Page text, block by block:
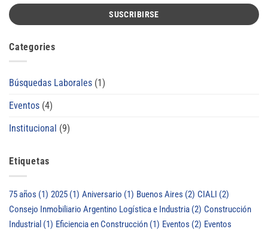
Categories
Búsquedas Laborales (1)
Eventos (4)
Institucional (9)
Etiquetas
75 años (1) 2025 (1) Aniversario (1) Buenos Aires (2) CIALI (2)
Consejo Inmobiliario Argentino Logística e Industria (2) Construcción
Industrial (1) Eficiencia en Construcción (1) Eventos (2) Eventos